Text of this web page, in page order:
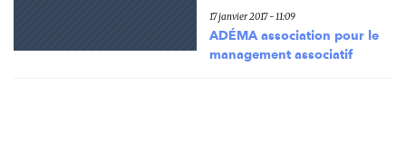
17 janvier 2017 - 11:09
ADÉMA association pour le
management associatif